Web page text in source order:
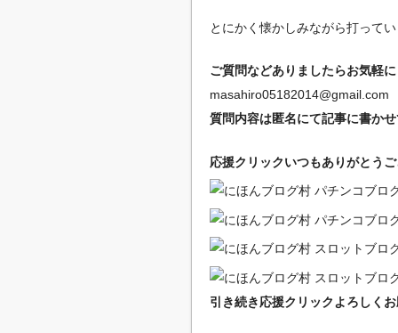
とにかく懐かしみながら打って
ご質問などありましたらお気軽
masahiro05182014@gmail.com
質問内容は匿名にて記事に書か
応援クリックいつもありがとう
引き続き応援クリックよろしく